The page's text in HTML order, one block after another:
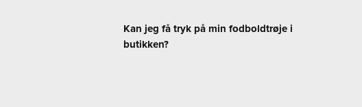
Kan jeg få tryk på min fodboldtrøje i
butikken?